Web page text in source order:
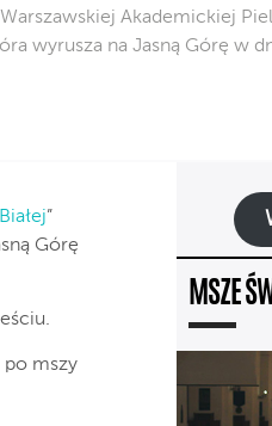
Warszawskiej Akademickiej
wyrusza na Jasną Górę w
”
Górę
po mszy
MSZE